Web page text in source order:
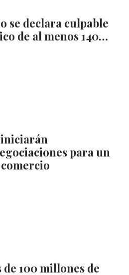
se declara culpable
de al menos 140…
para un
de 100 millones de